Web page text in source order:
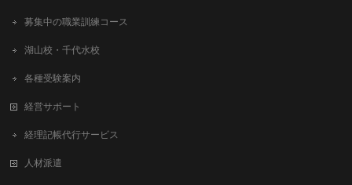
募集中の職業訓練コース
湖山校・千代水校
各種受験案内
経営サポート
経理記帳代行サービス
人材派遣